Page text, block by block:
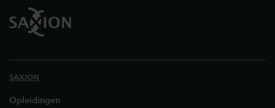
SAXION
Opleidingen